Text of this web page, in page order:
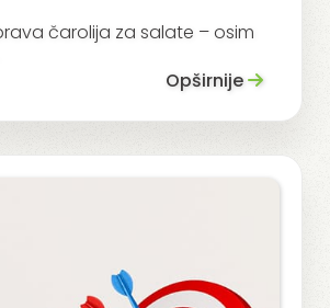
čarolija za salate – osim
Opširnije